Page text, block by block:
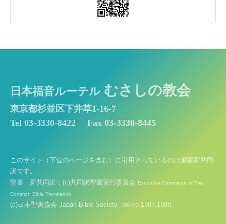
日本福音ルーテル むさしの教会
東京都杉並区下井草1-16-7
Tel 03-3330-8422
Fax 03-3330-8445
このサイト（下位のページを含む）に引用されているのは聖書新共同
訳です。
聖書 新共同訳：(c)共同訳聖書実行委員会 Executive Committee of The
Common Bible Translation
(c)日本聖書協会 Japan Bible Society, Tokyo 1987,1988